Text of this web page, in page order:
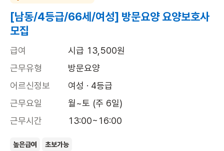
[남동/4등급/66세/여성] 방문요양 요양보호사
모집
급여
시급 13,500원
근무유형
방문요양
어르신정보
여성 · 4등급
근무요일
월~토 (주 6일)
근무시간
13:00~16:00
높은급여 초보가능